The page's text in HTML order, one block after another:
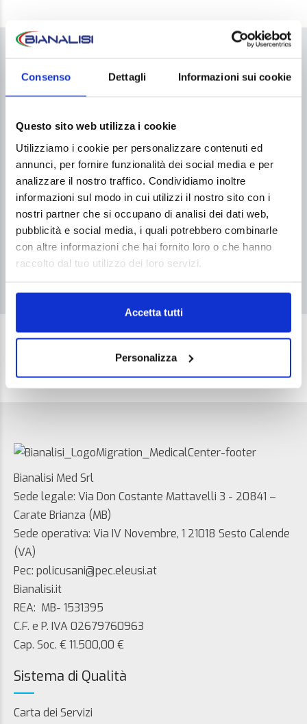
Consenso Dettagli Informazioni sui cookie
Questo sito web utilizza i cookie
Utilizziamo i cookie per personalizzare contenuti ed
annunci, per fornire funzionalità dei social media e per
analizzare il nostro traffico. Condividiamo inoltre
informazioni sul modo in cui utilizzi il nostro sito con i
nostri partner che si occupano di analisi dei dati web,
pubblicità e social media, i quali potrebbero combinarle
con altre informazioni che hai fornito loro o che hanno
raccolto dal tuo utilizzo dei loro servizi.
Accetta tutti
Personalizza
Per accedere al servizio
Prenotazione telefonica dalle 10 alle 19.
+39.0331.958.095
Bianalisi Med Srl
Sede legale: Via Don Costante Mattavelli 3 - 20841 –
Carate Brianza (MB)
Sede operativa: Via IV Novembre, 1 21018 Sesto Calende
(VA)
Pec: policusani@pec.eleusi.at
Bianalisi.it
REA: MB- 1531395
C.F. e P. IVA 02679760963
Cap. Soc. € 11.500,00 €
Sistema di Qualità
Carta dei Servizi